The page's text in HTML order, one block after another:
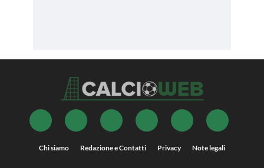
Chi siamo Redazione e Contatti Privacy Note legali